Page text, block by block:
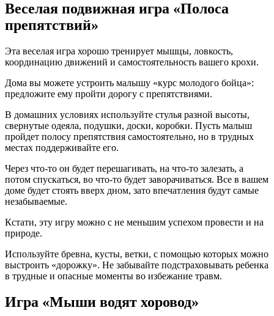
Веселая подвижная игра «Полоса
препятствий»
Эта веселая игра хорошо тренирует мышцы, ловкость,
координацию движений и самостоятельность вашего крохи.
Дома вы можете устроить малышу «курс молодого бойца»:
предложите ему пройти дорогу с препятствиями.
В домашних условиях используйте стулья разной высоты,
свернутые одеяла, подушки, доски, коробки. Пусть малыш
пройдет полосу препятствия самостоятельно, но в трудных
местах поддерживайте его.
Через что-то он будет перешагивать, на что-то залезать, а
потом спускаться, во что-то будет заворачиваться. Все в вашем
доме будет стоять вверх дном, зато впечатления будут самые
незабываемые.
Кстати, эту игру можно с не меньшим успехом провести и на
природе.
Используйте бревна, кусты, ветки, с помощью которых можно
выстроить «дорожку». Не забывайте подстраховывать ребенка
в трудные и опасные моменты во избежание травм.
Игра «Мыши водят хоровод»